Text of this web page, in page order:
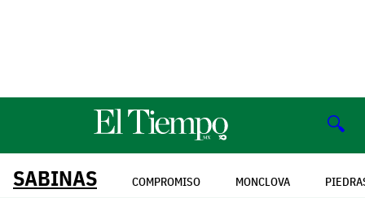
🔍
SABINAS COMPROMISO MONCLOVA